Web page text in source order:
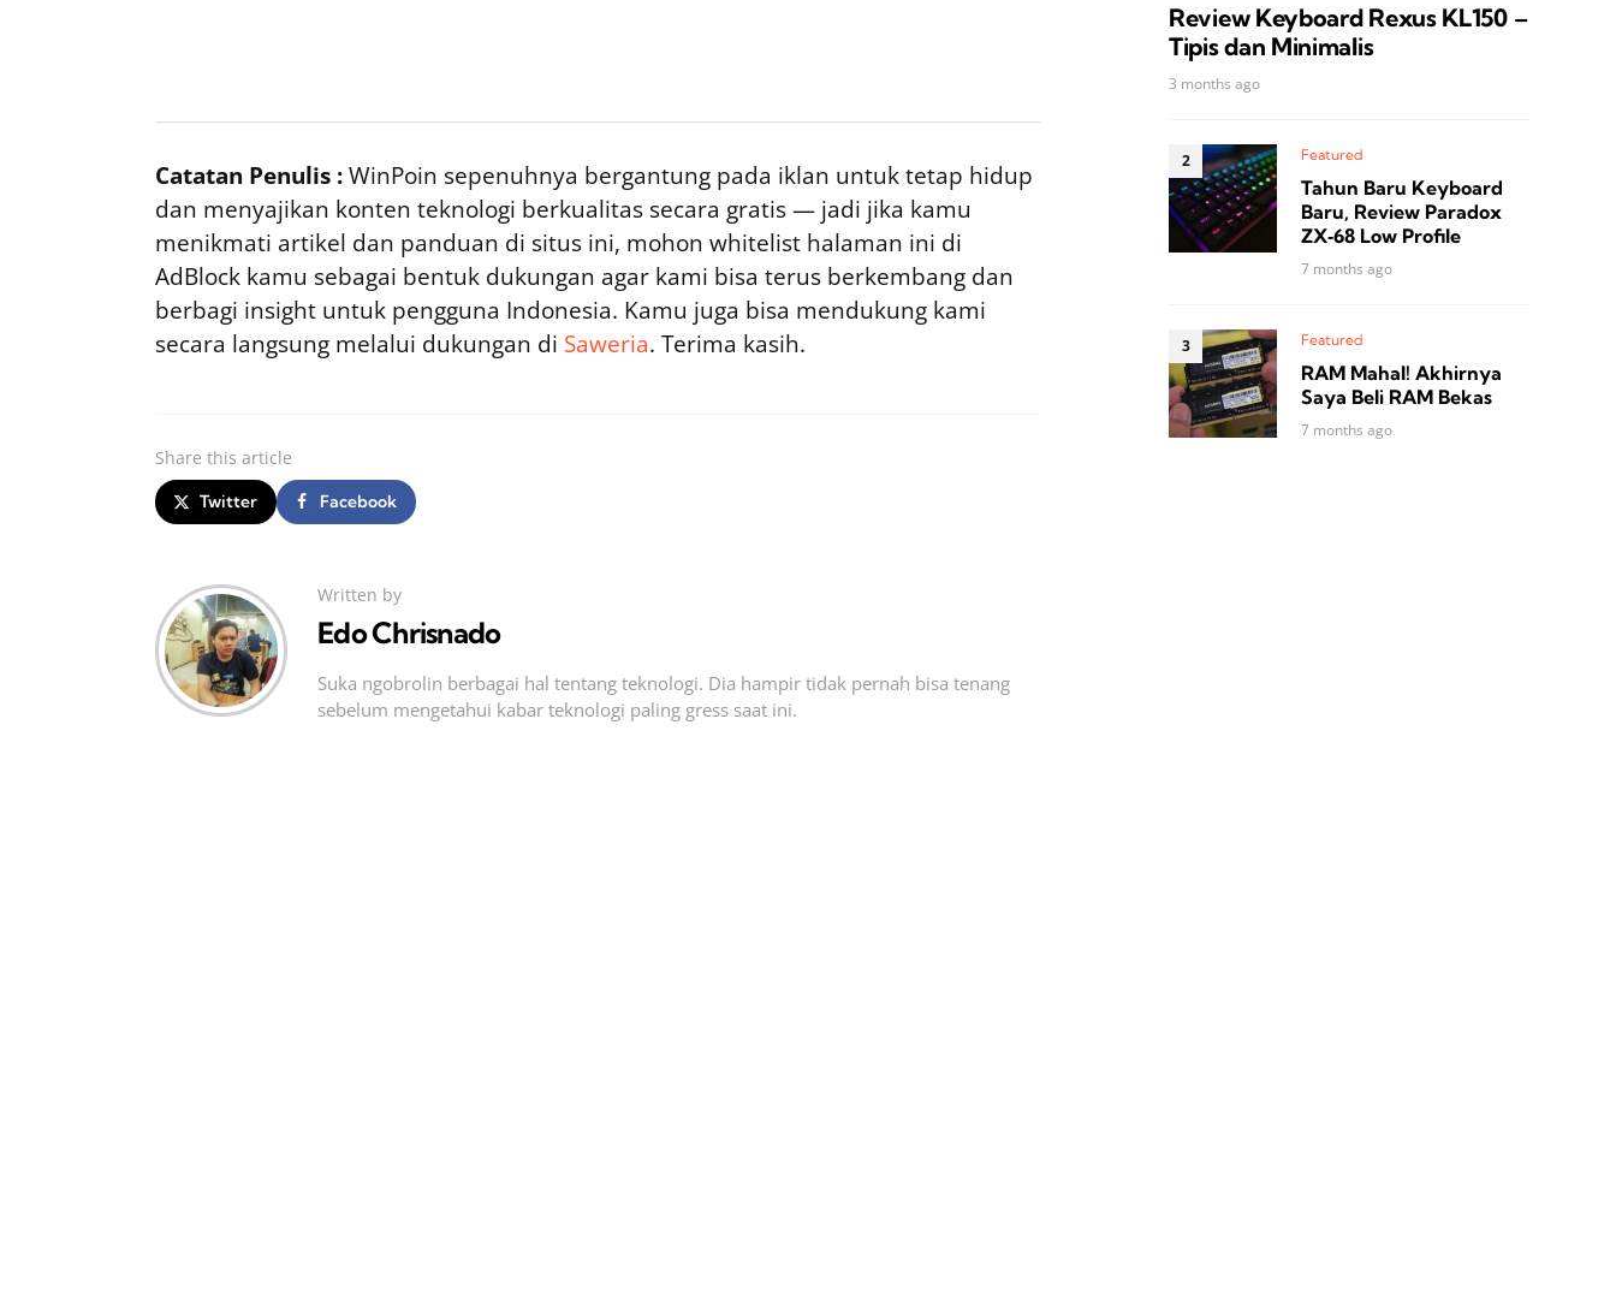
Catatan Penulis :WinPoin sepenuhnya bergantung pada iklan untuk tetap hidup
dan menyajikan konten teknologi berkualitas secara gratis — jadi jika kamu
menikmati artikel dan panduan di situs ini, mohon whitelist halaman ini di
AdBlock kamu sebagai bentuk dukungan agar kami bisa terus berkembang dan
berbagi insight untuk pengguna Indonesia. Kamu juga bisa mendukung kami
secara langsung melalui dukungan di Saweria. Terima kasih.
Share this article
Twitter Facebook
Written by
Edo Chrisnado
Suka ngobrolin berbagai hal tentang teknologi. Dia hampir tidak pernah bisa tenang
sebelum mengetahui kabar teknologi paling gress saat ini.
Review Keyboard Rexus KL150 –
Tipis dan Minimalis
3 months ago
Featured
Tahun Baru Keyboard
Baru, Review Paradox
ZX‑68 Low Profile
7 months ago
Featured
RAM Mahal! Akhirnya
Saya Beli RAM Bekas
7 months ago